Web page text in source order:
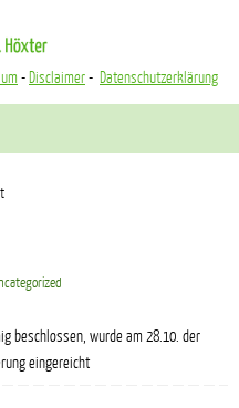
- Disclaimer- Datenschutzerklärung
beschlossen, wurde am 28.10. der
eingereicht